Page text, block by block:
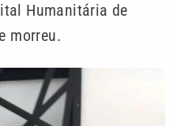
Humanitária de
morreu.